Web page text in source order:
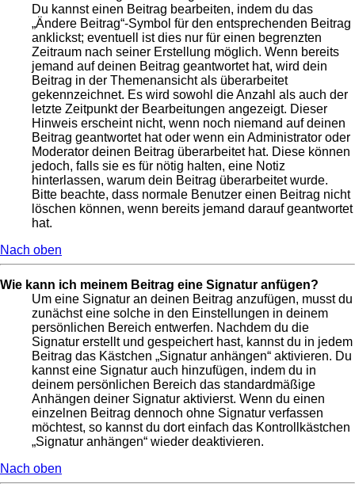
Du kannst einen Beitrag bearbeiten, indem du das
„Ändere Beitrag“-Symbol für den entsprechenden Beitrag
anklickst; eventuell ist dies nur für einen begrenzten
Zeitraum nach seiner Erstellung möglich. Wenn bereits
jemand auf deinen Beitrag geantwortet hat, wird dein
Beitrag in der Themenansicht als überarbeitet
gekennzeichnet. Es wird sowohl die Anzahl als auch der
letzte Zeitpunkt der Bearbeitungen angezeigt. Dieser
Hinweis erscheint nicht, wenn noch niemand auf deinen
Beitrag geantwortet hat oder wenn ein Administrator oder
Moderator deinen Beitrag überarbeitet hat. Diese können
jedoch, falls sie es für nötig halten, eine Notiz
hinterlassen, warum dein Beitrag überarbeitet wurde.
Bitte beachte, dass normale Benutzer einen Beitrag nicht
löschen können, wenn bereits jemand darauf geantwortet
hat.
Nach oben
Wie kann ich meinem Beitrag eine Signatur anfügen?
Um eine Signatur an deinen Beitrag anzufügen, musst du
zunächst eine solche in den Einstellungen in deinem
persönlichen Bereich entwerfen. Nachdem du die
Signatur erstellt und gespeichert hast, kannst du in jedem
Beitrag das Kästchen „Signatur anhängen“ aktivieren. Du
kannst eine Signatur auch hinzufügen, indem du in
deinem persönlichen Bereich das standardmäßige
Anhängen deiner Signatur aktivierst. Wenn du einen
einzelnen Beitrag dennoch ohne Signatur verfassen
möchtest, so kannst du dort einfach das Kontrollkästchen
„Signatur anhängen“ wieder deaktivieren.
Nach oben